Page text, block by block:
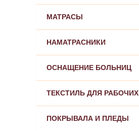
МАТРАСЫ
НАМАТРАСНИКИ
ОСНАЩЕНИЕ БОЛЬНИЦ
ТЕКСТИЛЬ ДЛЯ РАБОЧИХ
ПОКРЫВАЛА И ПЛЕДЫ